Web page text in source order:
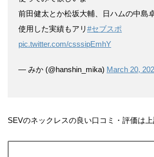
前田健太とか松坂大輔、日ハムの中島
使用した実績もアリ #セブスポ
pic.twitter.com/csssipEmhY
— みか (@hanshin_mika) March 20,
SEVのネックレスの良い口コミ・評価は上